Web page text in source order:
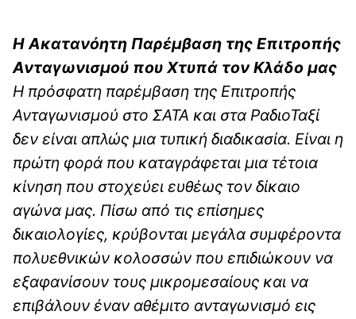
Η Ακατανόητη Παρέμβαση της Επιτροπής
Ανταγωνισμού που Χτυπά τον Κλάδο μας
Η πρόσφατη παρέμβαση της Επιτροπής
Ανταγωνισμού στο ΣΑΤΑ και στα ΡαδιοΤαξί
δεν είναι απλώς μια τυπική διαδικασία. Είναι η
πρώτη φορά που καταγράφεται μια τέτοια
κίνηση που στοχεύει ευθέως τον δίκαιο
αγώνα μας. Πίσω από τις επίσημες
δικαιολογίες, κρύβονται μεγάλα συμφέροντα
πολυεθνικών κολοσσών που επιδιώκουν να
εξαφανίσουν τους μικρομεσαίους και να
επιβάλουν έναν αθέμιτο ανταγωνισμό εις